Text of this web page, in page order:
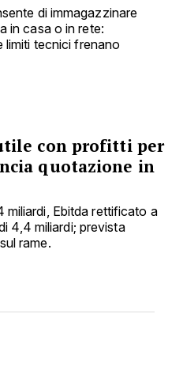
di immagazzinare
in casa o in rete:
tecnici frenano
con profitti per
quotazione in
Ebitda rettificato a
4,4 miliardi; prevista
rame.